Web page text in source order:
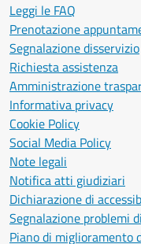
Leggi le FAQ
Prenotazione
Segnalazione disservizio
Richiesta assistenza
Amministrazione
Informativa privacy
Cookie Policy
Social Media Policy
Note legali
Notifica atti giudiziari
Dichiarazione di
Segnalazione problemi
Piano di miglioramento